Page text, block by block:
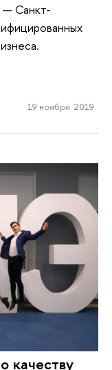
Санкт-
19 ноября 2019
качеству